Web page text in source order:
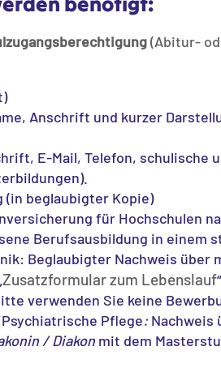
(Abitur-
Anschrift und kurzer
E-Mail, Telefon,
(in beglaubigter Kopie)
für Hochschulen
Berufsausbildung in einem
Beglaubigter Nachweis
Zusatzformular zum Lebenslauf
verwenden Sie keine
Pflege: Nachweis
/ Diakonmit dem